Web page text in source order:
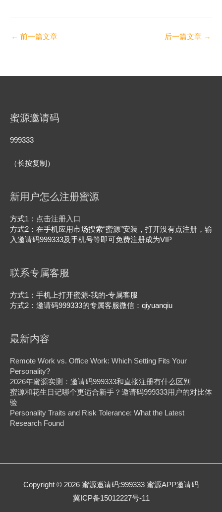
← 前一篇文章 后一篇文章 →
蜜源邀请码
999333
（长按复制）
新用户怎么注册蜜源
方式1： 点击注册入口
方式2：在手机应用市场搜索“蜜源”安装，打开没有点注册，输
入邀请码999333及手机号等即可免费注册成为VIP
联系专属客服
方式1：手机上打开蜜源-我的-专属客服
方式2：邀请码999333的专属客服微信：qiyuanqiu
最新内容
Remote Work vs. Office Work: Which Setting Fits Your
Personality?
2026年蜜源实测：邀请码999333和直接注册有什么区别
蜜源和花生日记哪个更适合新手？邀请码999333用户的对比体
验
Personality Traits and Risk Tolerance: What the Latest
Research Found
Copyright © 2026 蜜源邀请码:999333 蜜源APP邀请码
冀ICP备15012227号-11